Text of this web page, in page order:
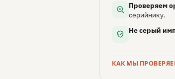
Проверяем
серийнику.
Не серый
КАК МЫ